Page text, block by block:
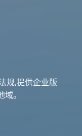
规,提供企业版
。